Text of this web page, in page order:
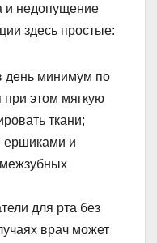
и недопущение
здесь простые:
день минимум по
при этом мягкую
ткани;
ершиками и
для рта без
врач может